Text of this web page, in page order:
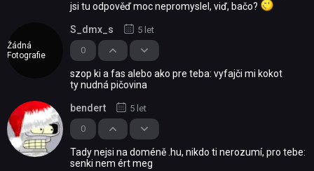
jsi tu odpověď moc nepromyslel, viď, bačo?
Žádná
Fotografie
0
S_dmx_s 5 let
szop ki a fas alebo ako pre teba: vyfajči mi kokot
ty nudná pičovina
0
bendert 5 let
Tady nejsi na doméně .hu, nikdo ti nerozumí, pro tebe:
senki nem ért meg